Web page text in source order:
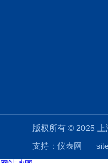
版权所有 © 2025
支持： 仪表网